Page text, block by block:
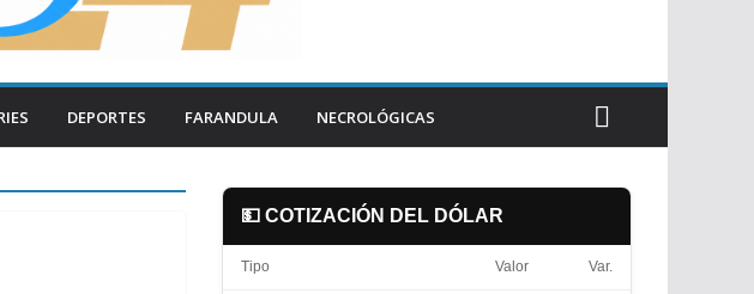
DEPORTES FARANDULA NECROLÓGICAS
💵 COTIZACIÓN DEL DÓLAR
Tipo Valor Var.